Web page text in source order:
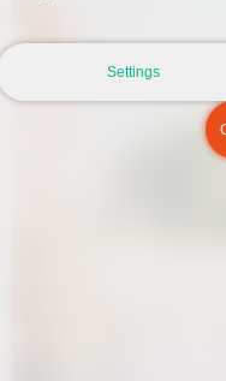
Alex und Timo aus
Die besten
Annalena und
Settings